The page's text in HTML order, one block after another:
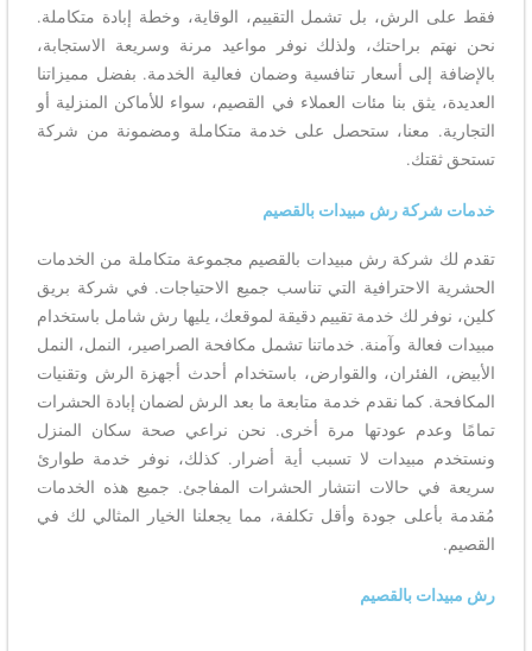
فقط على الرش، بل تشمل التقييم، الوقاية، وخطة إبادة متكاملة.
نحن نهتم براحتك، ولذلك نوفر مواعيد مرنة وسريعة الاستجابة،
بالإضافة إلى أسعار تنافسية وضمان فعالية الخدمة. بفضل مميزاتنا
العديدة، يثق بنا مئات العملاء في القصيم، سواء للأماكن المنزلية أو
التجارية. معنا، ستحصل على خدمة متكاملة ومضمونة من شركة
تستحق ثقتك.
خدمات شركة رش مبيدات بالقصيم
تقدم لك شركة رش مبيدات بالقصيم مجموعة متكاملة من الخدمات
الحشرية الاحترافية التي تناسب جميع الاحتياجات. في شركة بريق
كلين، نوفر لك خدمة تقييم دقيقة لموقعك، يليها رش شامل باستخدام
مبيدات فعالة وآمنة. خدماتنا تشمل مكافحة الصراصير، النمل، النمل
الأبيض، الفئران، والقوارض، باستخدام أحدث أجهزة الرش وتقنيات
المكافحة. كما نقدم خدمة متابعة ما بعد الرش لضمان إبادة الحشرات
تمامًا وعدم عودتها مرة أخرى. نحن نراعي صحة سكان المنزل
ونستخدم مبيدات لا تسبب أية أضرار. كذلك، نوفر خدمة طوارئ
سريعة في حالات انتشار الحشرات المفاجئ. جميع هذه الخدمات
مُقدمة بأعلى جودة وأقل تكلفة، مما يجعلنا الخيار المثالي لك في
القصيم.
رش مبيدات بالقصيم